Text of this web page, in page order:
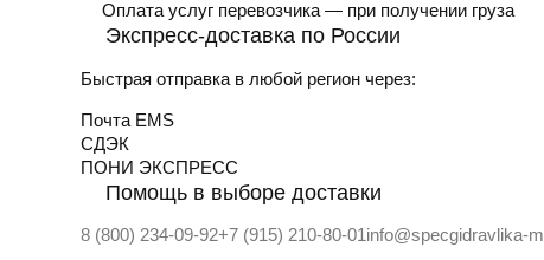
Оплата услуг перевозчика — при получении груза
Экспресс-доставка по России
Быстрая отправка в любой регион через:
Почта EMS
СДЭК
ПOНИ ЭКСПРЕСС
Помощь в выборе доставки
8 (800) 234-09-92+7 (915) 210-80-01info@specgidravlika-